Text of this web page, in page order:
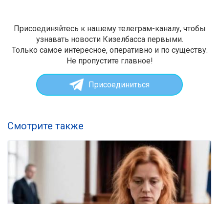
Присоединяйтесь к нашему телеграм-каналу, чтобы
узнавать новости Кизелбасса первыми.
Только самое интересное, оперативно и по существу.
Не пропустите главное!
Присоединиться
Смотрите также